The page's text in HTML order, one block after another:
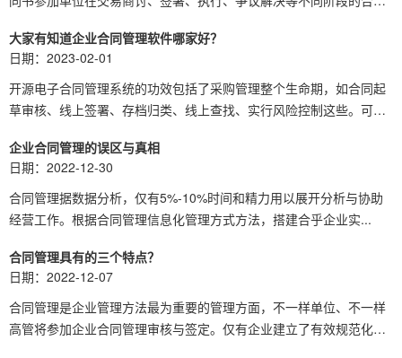
大家有知道企业合同管理软件哪家好？
日期：2023-02-01
开源电子合同管理系统的功效包括了采购管理整个生命期，如合同起
草审核、线上签署、存档归类、线上查找、实行风险控制这些。可
企业合同管理的误区与真相
日期：2022-12-30
合同管理据数据分析，仅有5%-10%时间和精力用以展开分析与协助
经营工作。根据合同管理信息化管理方式方法，搭建合乎企业实...
合同管理具有的三个特点？
日期：2022-12-07
合同管理是企业管理方法最为重要的管理方面，不一样单位、不一样
高管将参加企业合同管理审核与签定。仅有企业建立了有效规范化